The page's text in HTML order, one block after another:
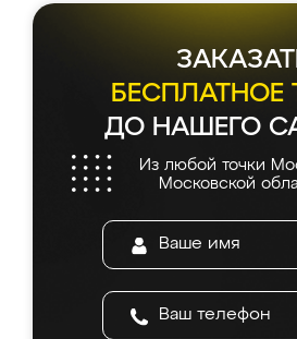
БЕСПЛАТНОЕ
ДО НАШЕГО
Из любой точки
Московской